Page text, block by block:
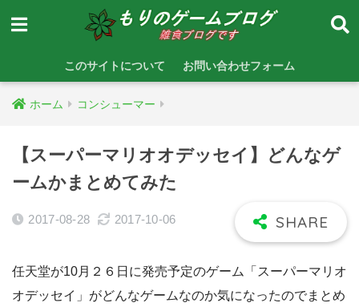
このサイトについて お問い合わせフォーム
ホーム コンシューマー
【スーパーマリオオデッセイ】どんなゲ
ームかまとめてみた
2017-08-28 2017-10-06
任天堂が10月２６日に発売予定のゲーム「スーパーマリオ
オデッセイ」がどんなゲームなのか気になったのでまとめ